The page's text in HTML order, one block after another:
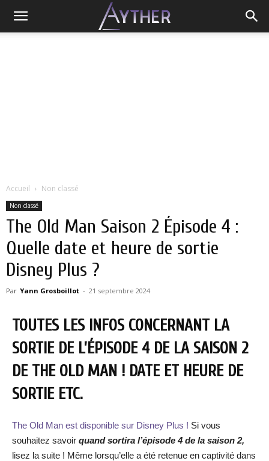
Accueil Non classé
Non classé
The Old Man Saison 2 Épisode 4 :
Quelle date et heure de sortie
Disney Plus ?
Par Yann Grosboillot - 21 septembre 2024
TOUTES LES INFOS CONCERNANT LA
SORTIE DE L’ÉPISODE 4 DE LA SAISON 2
DE THE OLD MAN ! DATE ET HEURE DE
SORTIE ETC.
The Old Man est disponible sur Disney Plus ! Si vous
souhaitez savoir quand sortira l’épisode 4 de la saison 2,
lisez la suite ! Même lorsqu’elle a été retenue en captivité dans